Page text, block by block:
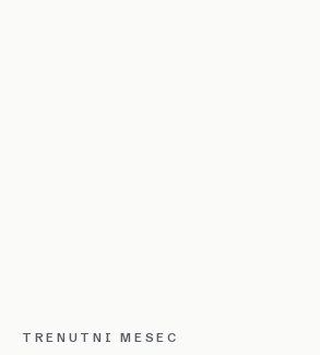
TRENUTNI MESEC